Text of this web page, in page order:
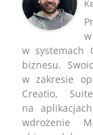
w systemach
biznesu.
w zakresie
Creatio,
na
wdrożenie